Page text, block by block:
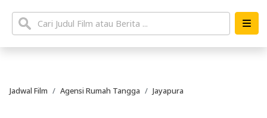
Jadwal Film Agensi Rumah Tangga Jayapura